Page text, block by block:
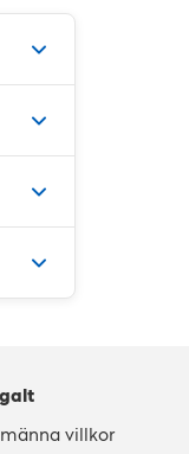
villkor